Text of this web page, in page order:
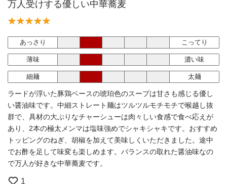
万人受けする優しい中華蕎麦
あっさり こってり
薄味 濃い味
細麺 太麺
ラードが浮いた豚鶏ベースの琥珀色のスープは甘さも感じる優し
い醤油味です。中細ストレート麺はツルツルモチモチで喉越し抜
群で、具材の大ぶりなチャーシューは肉々しい食感で食べ応えが
あり、2本の極太メンマは塩味強めでシャキシャキです。おすすめ
トッピングのねぎ、胡椒を加えて美味しくいただきました。途中
でお酢を足して味変も楽しめます。バランスの取れた醤油味なの
で万人が好きな中華蕎麦です。
1